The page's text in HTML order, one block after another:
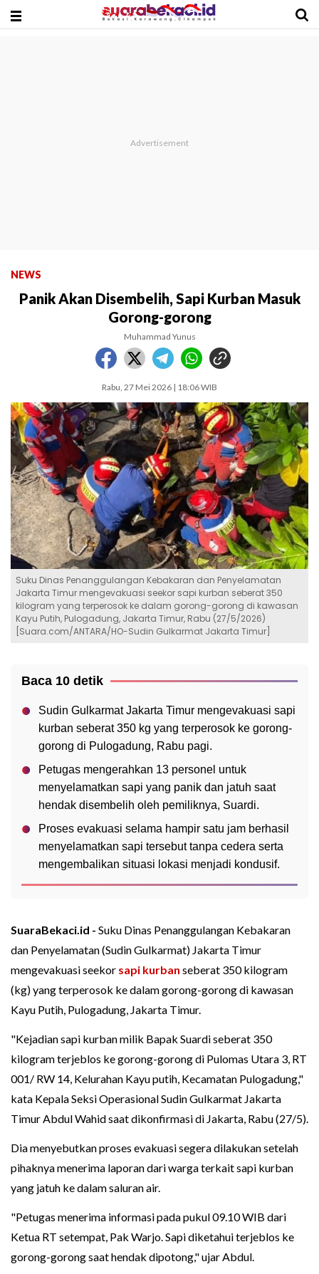
NEWS
Panik Akan Disembelih, Sapi Kurban Masuk
Gorong-gorong
Muhammad Yunus
Rabu, 27 Mei 2026 | 18:06 WIB
Suku Dinas Penanggulangan Kebakaran dan Penyelamatan
Jakarta Timur mengevakuasi seekor sapi kurban seberat 350
kilogram yang terperosok ke dalam gorong-gorong di kawasan
Kayu Putih, Pulogadung, Jakarta Timur, Rabu (27/5/2026)
[Suara.com/ANTARA/HO-Sudin Gulkarmat Jakarta Timur]
Baca 10 detik
Sudin Gulkarmat Jakarta Timur mengevakuasi sapi
kurban seberat 350 kg yang terperosok ke gorong-
gorong di Pulogadung, Rabu pagi.
Petugas mengerahkan 13 personel untuk
menyelamatkan sapi yang panik dan jatuh saat
hendak disembelih oleh pemiliknya, Suardi.
Proses evakuasi selama hampir satu jam berhasil
menyelamatkan sapi tersebut tanpa cedera serta
mengembalikan situasi lokasi menjadi kondusif.
SuaraBekaci.id - Suku Dinas Penanggulangan Kebakaran
dan Penyelamatan (Sudin Gulkarmat) Jakarta Timur
mengevakuasi seekor sapi kurban seberat 350 kilogram
(kg) yang terperosok ke dalam gorong-gorong di kawasan
Kayu Putih, Pulogadung, Jakarta Timur.
"Kejadian sapi kurban milik Bapak Suardi seberat 350
kilogram terjeblos ke gorong-gorong di Pulomas Utara 3, RT
001/ RW 14, Kelurahan Kayu putih, Kecamatan Pulogadung,"
kata Kepala Seksi Operasional Sudin Gulkarmat Jakarta
Timur Abdul Wahid saat dikonfirmasi di Jakarta, Rabu (27/5).
Dia menyebutkan proses evakuasi segera dilakukan setelah
pihaknya menerima laporan dari warga terkait sapi kurban
yang jatuh ke dalam saluran air.
"Petugas menerima informasi pada pukul 09.10 WIB dari
Ketua RT setempat, Pak Warjo. Sapi diketahui terjeblos ke
gorong-gorong saat hendak dipotong," ujar Abdul.